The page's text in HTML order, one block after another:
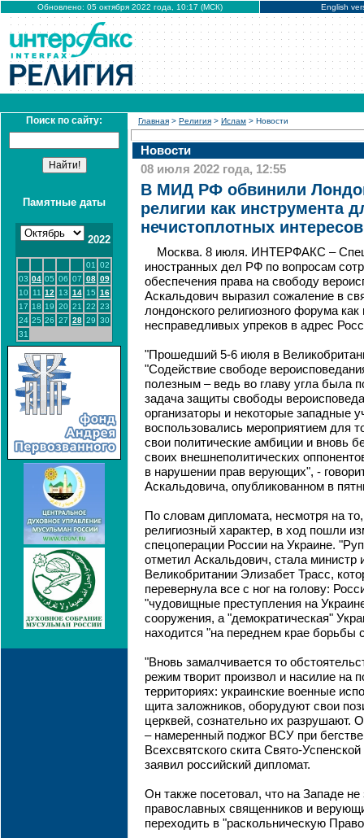
Обновлено: 05 октября 2022 года, 10:17 (МСК) English
Поиск по сайту:
Памятные даты
2022
01
02
03 04 05 06 07 08 09
10
11 12 13 14 15 16
17 18 19 20 21 22 23
24 25 26 27 28 29 30
31
Главная > Религия > Ислам > Новости
Новости
08 июля 2022 года, 12:55
В МИД РФ обвинили
религии как инструмента
нечистоплотных интересов
Москва. 8 июля. ИНТЕРФАКС –
иностранных дел РФ по вопросам
обеспечения права на свободу
Аскальдович выразил сожаление в
лондонского религиозного форума
несправедливых упреков в адрес
"Прошедший 5-6 июля в
"Содействие свободе
полезным – ведь во главу угла была
задача защиты свободы
организаторы и некоторые западные
воспользовались мероприятием для
свои политические амбиции и вновь
своих внешнеполитических
в нарушении прав верующих", -
Аскальдовича, опубликованном в
По словам дипломата, несмотря на
религиозный характер, в ход пошли
спецоперации России на Украине.
отметил Аскальдович, стала министр
Великобритании Элизабет Трасс,
перевернула все с ног на голову:
"чудовищные преступления на
сооружения, а "демократическая"
находится "на переднем крае борьбы
"Вновь замалчивается то
режим творит произвол и насилие на
территориях: украинские военные
щита заложников, оборудуют свои
церквей, сознательно их разрушают.
– намеренный поджог ВСУ при
Всехсвятского скита Свято-
заявил российский дипломат.
Он также посетовал, что на Западе
православных священников и
переходить в "раскольническую